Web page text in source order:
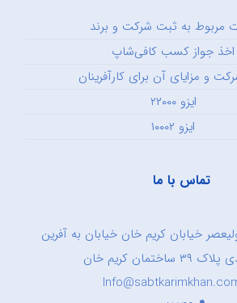
مربوط به ثبت شرکت و برند
اخذ جواز کسب کافی‌شاپ
و مزایای آن برای کارآفرینان
ایزو ۲۲۰۰۰
ایزو ۱۰۰۰۲
تماس با ما
خیابان کریم خان خیابان به آفرین
کریم خان